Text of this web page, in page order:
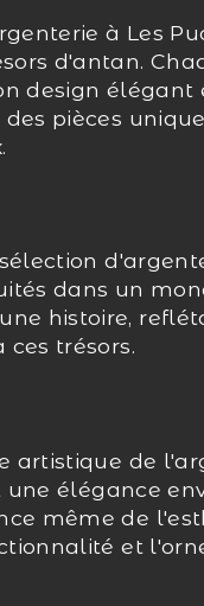
à Les
d'antan.
design élégant
pièces
dans un
histoire,
trésors.
artistique de
élégance
même de
et